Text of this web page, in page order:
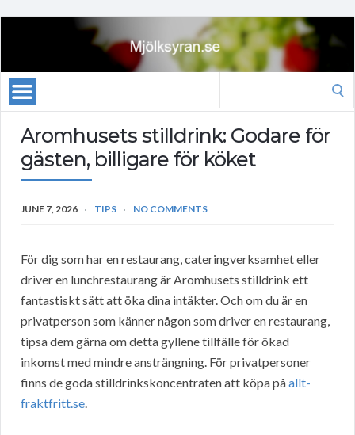
Aromhusets stilldrink: Godare för
gästen, billigare för köket
JUNE 7, 2026 TIPS NO COMMENTS
För dig som har en restaurang, cateringverksamhet eller
driver en lunchrestaurang är Aromhusets stilldrink ett
fantastiskt sätt att öka dina intäkter. Och om du är en
privatperson som känner någon som driver en restaurang,
tipsa dem gärna om detta gyllene tillfälle för ökad
inkomst med mindre ansträngning. För privatpersoner
finns de goda stilldrinkskoncentraten att köpa påallt-
fraktfritt.se.